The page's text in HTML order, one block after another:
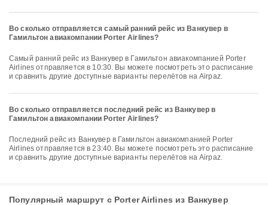
Во сколько отправляется самый ранний рейс из Ванкувер в
Гамильтон авиакомпании Porter Airlines?
Самый ранний рейс из Ванкувер в Гамильтон авиакомпанией Porter
Airlines отправляется в 10:30. Вы можете посмотреть это расписание
и сравнить другие доступные варианты перелётов на Airpaz.
Во сколько отправляется последний рейс из Ванкувер в
Гамильтон авиакомпании Porter Airlines?
Последний рейс из Ванкувер в Гамильтон авиакомпанией Porter
Airlines отправляется в 23:40. Вы можете посмотреть это расписание
и сравнить другие доступные варианты перелётов на Airpaz.
Популярный маршрут с Porter Airlines из Ванкувер